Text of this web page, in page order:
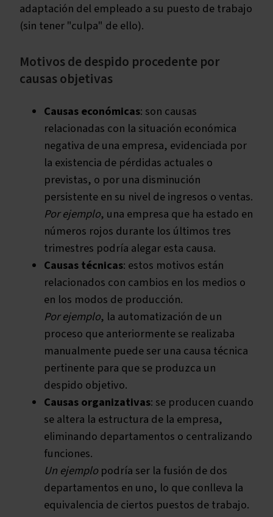
adaptación del empleado a su puesto de trabajo
(sin tener "culpa" de ello).
Motivos de despido procedente por
causas objetivas
Causas económicas: son causas
relacionadas con la situación económica
negativa de una empresa, evidenciada por
la existencia de pérdidas actuales o
previstas, o por una disminución
persistente en su nivel de ingresos o ventas.
Por ejemplo, una empresa que ha estado en
números rojos durante los últimos tres
trimestres podría alegar esta causa.
Causas técnicas: estos motivos están
relacionados con cambios en los medios o
en los modos de producción.
Por ejemplo, la automatización de un
proceso que anteriormente se realizaba
manualmente puede ser una causa técnica
pertinente para que se produzca un
despido objetivo.
Causas organizativas: se producen cuando
se altera la estructura de la empresa,
eliminando departamentos o centralizando
funciones.
Un ejemplopodría ser la fusión de dos
departamentos en uno, lo que conlleva la
equivalencia de ciertos puestos de trabajo.